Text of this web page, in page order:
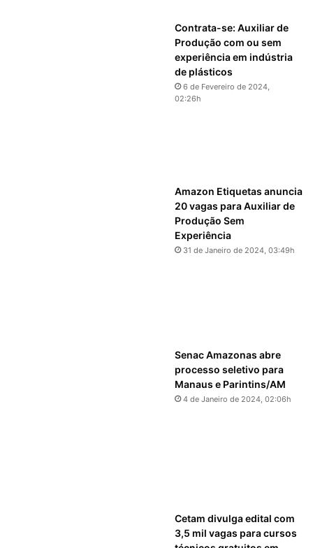
Contrata-se: Auxiliar de
Produção com ou sem
experiência em indústria
de plásticos
6 de Fevereiro de 2024,
02:26h
Amazon Etiquetas anuncia
20 vagas para Auxiliar de
Produção Sem
Experiência
31 de Janeiro de 2024, 03:49h
Senac Amazonas abre
processo seletivo para
Manaus e Parintins/AM
4 de Janeiro de 2024, 02:06h
Cetam divulga edital com
3,5 mil vagas para cursos